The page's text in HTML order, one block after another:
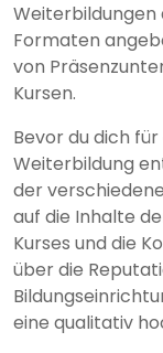
Weiterbildungen
Formaten
von
Kursen.
Bevor du dich
Weiterbildung
der
auf die Inhalte
Kurses und die
über die
eine qualitativ